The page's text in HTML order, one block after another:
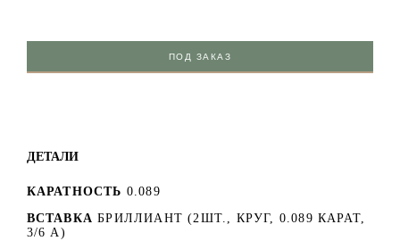
ПОД ЗАКАЗ
ДЕТАЛИ
КАРАТНОСТЬ 0.089
ВСТАВКА БРИЛЛИАНТ (2ШТ., КРУГ, 0.089 КАРАТ,
3/6 А)